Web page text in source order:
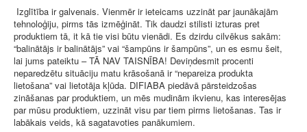
Izglītība ir galvenais. Vienmēr ir ieteicams uzzināt par jaunākajām
tehnoloģiju, pirms tās izmēģināt. Tik daudzi stilisti izturas pret
produktiem tā, it kā tie visi būtu vienādi. Es dzirdu cilvēkus sakām:
“balinātājs ir balinātājs” vai “šampūns ir šampūns”, un es esmu šeit,
lai jums pateiktu – TĀ NAV TAISNĪBA! Deviņdesmit procenti
neparedzētu situāciju matu krāsošanā ir “nepareiza produkta
lietošana” vai lietotāja kļūda. DIFIABA piedāvā pārsteidzošas
zināšanas par produktiem, un mēs mudinām ikvienu, kas interesējas
par mūsu produktiem, uzzināt visu par tiem pirms lietošanas. Tas ir
labākais veids, kā sagatavoties panākumiem.